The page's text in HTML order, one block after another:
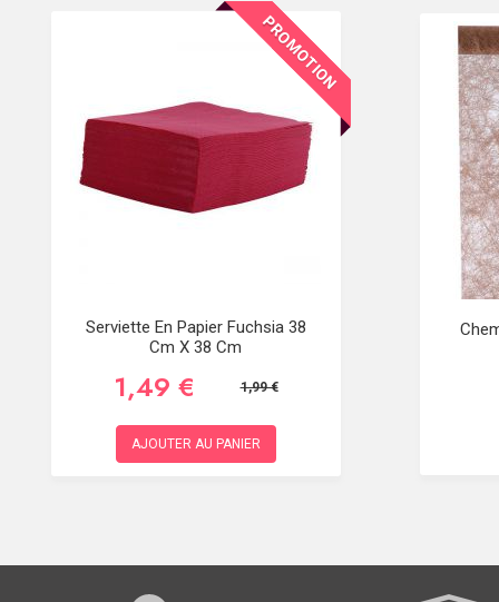
PROMOTION
Serviette En Papier Fuchsia 38
Cm X 38 Cm
1,49 € 1,99 €
AJOUTER AU PANIER